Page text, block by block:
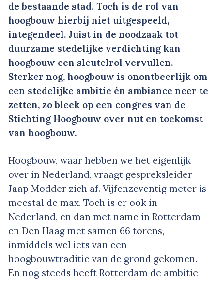
de bestaande stad. Toch is de rol van
hoogbouw hierbij niet uitgespeeld,
integendeel. Juist in de noodzaak tot
duurzame stedelijke verdichting kan
hoogbouw een sleutelrol vervullen.
Sterker nog, hoogbouw is onontbeerlijk om
een stedelijke ambitie én ambiance neer te
zetten, zo bleek op een congres van de
Stichting Hoogbouw over nut en toekomst
van hoogbouw.
Hoogbouw, waar hebben we het eigenlijk
over in Nederland, vraagt gespreksleider
Jaap Modder zich af. Vijfenzeventig meter is
meestal de max. Toch is er ook in
Nederland, en dan met name in Rotterdam
en Den Haag met samen 66 torens,
inmiddels wel iets van een
hoogbouwtraditie van de grond gekomen.
En nog steeds heeft Rotterdam de ambitie